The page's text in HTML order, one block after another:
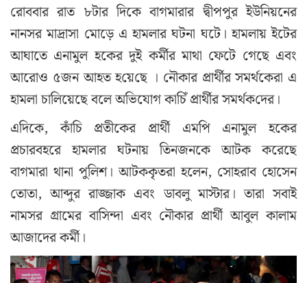
রোববার রাত ৮টার দিকে বাগমারার দ্বীপপুর ইউনিয়নের
নানসর মাদ্রাসা মোড়ে এ হামলার ঘটনা ঘটে। হামলায় ইটের
আঘাতে এনামুল হকের দুই কর্মীর মাথা ফেটে গেছে এবং
আরোও ৫জন আহত হ‌য়ে‌ছে । নৌকার প্রার্থীর সমর্থকেরা এ
হামলা চালিয়েছে বলে অভিযোগ কা‌চিঁ প্রার্থীর সমর্থক‌দের।
এদিকে, কাঁচি প্রতীকের প্রার্থী এমপি এনামুল হকের
প্রচারবহরে হামলার ঘটনায় তিনজনকে আটক করেছে
বাগমারা থানা পুলিশ। আটককৃতরা হলেন, সোহরাব হোসেন
তোতা, আব্দুর রাজ্জাক এবং ডাবলু মাস্টার। তারা সবাই
নামসর গ্রামের বাসিন্দা এবং নৌকার প্রার্থী আবুল কালাম
আজাদের কর্মী।